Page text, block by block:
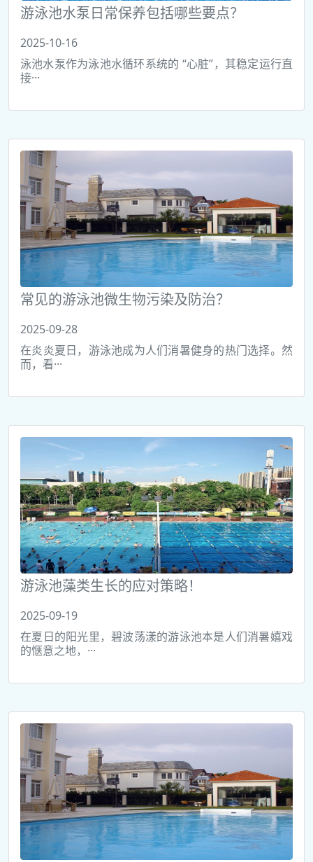
游泳池水泵日常保养包括哪些要点？
2025-10-16
泳池水泵作为泳池水循环系统的 “心脏”，其稳定运行直
接···
常见的游泳池微生物污染及防治？
2025-09-28
在炎炎夏日，游泳池成为人们消暑健身的热门选择。然
而，看···
游泳池藻类生长的应对策略！
2025-09-19
在夏日的阳光里，碧波荡漾的游泳池本是人们消暑嬉戏
的惬意之地，···